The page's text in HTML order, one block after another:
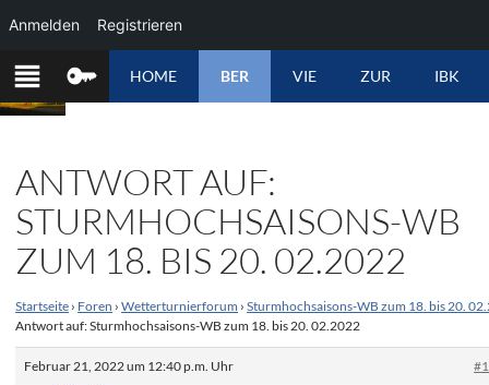
ZUM
INHALT
SPRINGEN
HOME BER VIE ZUR IBK
ANTWORT AUF:
STURMHOCHSAISONS-WB
ZUM 18. BIS 20. 02.2022
Startseite › Foren › Wetterturnierforum › Sturmhochsaisons-WB zum 18. bis 20.
Antwort auf: Sturmhochsaisons-WB zum 18. bis 20. 02.2022
Februar 21, 2022 um 12:40 p.m. Uhr
Anmelden Registrieren